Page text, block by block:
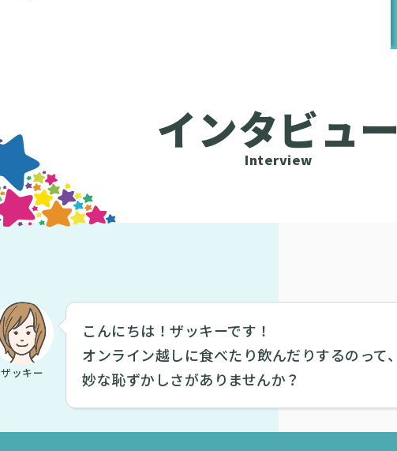
インタビュー
Interview
ザッキー
こんにちは！ザッキーです！
オンライン越しに食べたり飲んだりするのって、
妙な恥ずかしさがありませんか？